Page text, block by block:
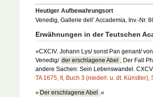
Heutiger Aufbewahrungsort
Venedig, Gallerie dell’ Accademia, Inv.-Nr.
Erwähnungen in der Teutschen
»CXCIV. Johann Lys/ sonst Pan genant/
Venedig/ der erschlagene Abel ; Der Fall
andere Sachen: Sein Lebenswandel.
TA 1675, II, Buch 3 (niederl. u. dt. Künstler),
» Der erschlagene Abel .«